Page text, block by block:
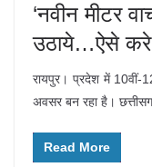
‘नवीन मीटर
उठाये…ऐसे
रायपुर। प्रदेश में 10वीं-
अवसर बन रहा है।
Read More